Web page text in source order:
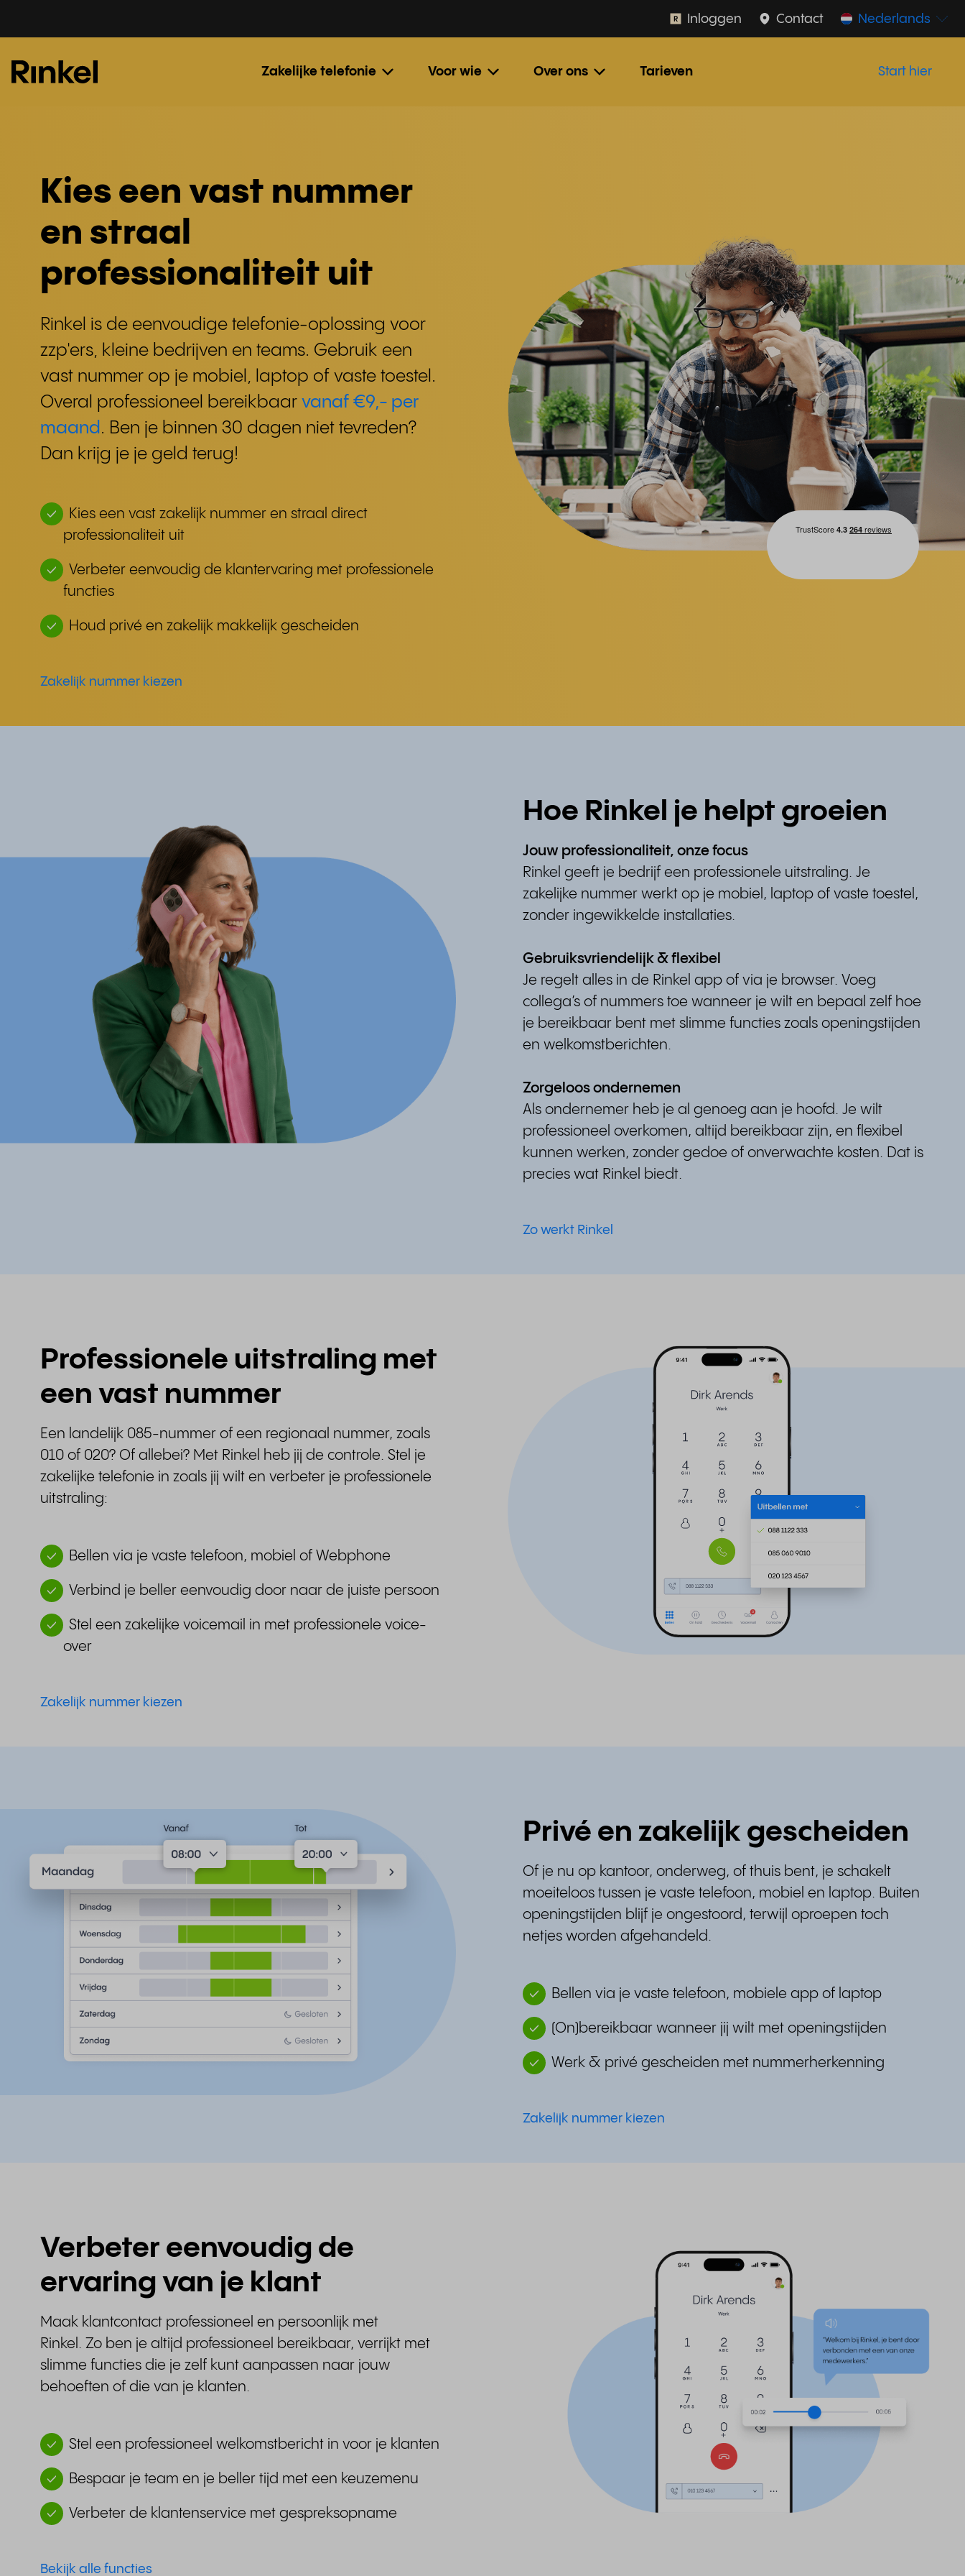
Zakelijke telefonie Voor wie Over ons Tarieven
Nederlands
Contact
Inloggen
Start hier
Kies een vast nummer
en straal
professionaliteit uit
Rinkel is de eenvoudige telefonie-oplossing voor
zzp'ers, kleine bedrijven en teams. Gebruik een
vast nummer op je mobiel, laptop of vaste toestel.
Overal professioneel bereikbaar vanaf €9,- per
maand. Ben je binnen 30 dagen niet tevreden?
Dan krijg je je geld terug!
Kies een vast zakelijk nummer en straal direct
professionaliteit uit
Verbeter eenvoudig de klantervaring met professionele
functies
Houd privé en zakelijk makkelijk gescheiden
Zakelijk nummer kiezen
Hoe Rinkel je helpt groeien
Jouw professionaliteit, onze focus
Rinkel geeft je bedrijf een professionele uitstraling. Je
zakelijke nummer werkt op je mobiel, laptop of vaste toestel,
zonder ingewikkelde installaties.
Gebruiksvriendelijk & flexibel
Je regelt alles in de Rinkel app of via je browser. Voeg
collega’s of nummers toe wanneer je wilt en bepaal zelf hoe
je bereikbaar bent met slimme functies zoals openingstijden
en welkomstberichten.
Zorgeloos ondernemen
Als ondernemer heb je al genoeg aan je hoofd. Je wilt
professioneel overkomen, altijd bereikbaar zijn, en flexibel
kunnen werken, zonder gedoe of onverwachte kosten. Dat is
precies wat Rinkel biedt.
Zo werkt Rinkel
Professionele uitstraling met
een vast nummer
Een landelijk 085-nummer of een regionaal nummer, zoals
010 of 020? Of allebei? Met Rinkel heb jij de controle. Stel je
zakelijke telefonie in zoals jij wilt en verbeter je professionele
uitstraling:
Bellen via je vaste telefoon, mobiel of Webphone
Verbind je beller eenvoudig door naar de juiste persoon
Stel een zakelijke voicemail in met professionele voice-
over
Zakelijk nummer kiezen
Privé en zakelijk gescheiden
Of je nu op kantoor, onderweg, of thuis bent, je schakelt
moeiteloos tussen je vaste telefoon, mobiel en laptop. Buiten
openingstijden blijf je ongestoord, terwijl oproepen toch
netjes worden afgehandeld.
Bellen via je vaste telefoon, mobiele app of laptop
(On)bereikbaar wanneer jij wilt met openingstijden
Werk & privé gescheiden met nummerherkenning
Zakelijk nummer kiezen
Verbeter eenvoudig de
ervaring van je klant
Maak klantcontact professioneel en persoonlijk met
Rinkel. Zo ben je altijd professioneel bereikbaar, verrijkt met
slimme functies die je zelf kunt aanpassen naar jouw
behoeften of die van je klanten.
Stel een professioneel welkomstbericht in voor je klanten
Bespaar je team en je beller tijd met een keuzemenu
Verbeter de klantenservice met gespreksopname
Bekijk alle functies